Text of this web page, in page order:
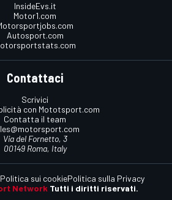
InsideEvs.it
Motor1.com
Autosport.com
Contattaci
Scrivici
con Mototsport.com
Contatta il team
Via del Fornetto, 3
00149 Roma, Italy
Network Tutti i diritti riservati.
Politica sui cookiePolitica sulla Privacy